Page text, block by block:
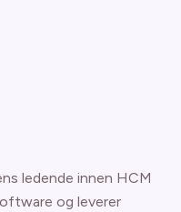
ledende innen HCM
og leverer